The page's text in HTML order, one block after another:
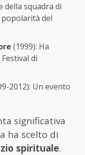
della squadra di
del
(1999): Ha
di
2012): Un evento
significativa
ha scelto di
spirituale.